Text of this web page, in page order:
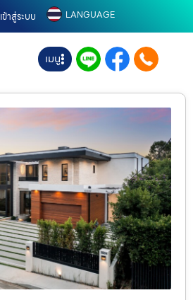
เข้าสู่ระบบ LANGUAGE
เมนู